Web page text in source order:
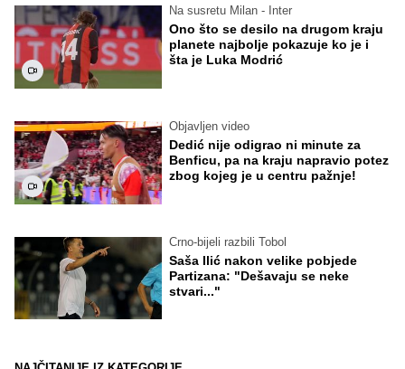
Na susretu Milan - Inter
Ono što se desilo na drugom kraju
planete najbolje pokazuje ko je i
šta je Luka Modrić
Objavljen video
Dedić nije odigrao ni minute za
Benficu, pa na kraju napravio potez
zbog kojeg je u centru pažnje!
Crno-bijeli razbili Tobol
Saša Ilić nakon velike pobjede
Partizana: "Dešavaju se neke
stvari..."